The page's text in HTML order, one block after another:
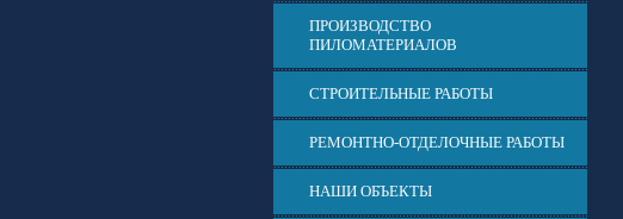
ПРОИЗВОДСТВО
ПИЛОМАТЕРИАЛОВ
СТРОИТЕЛЬНЫЕ РАБОТЫ
РЕМОНТНО-ОТДЕЛОЧНЫЕ РАБОТЫ
НАШИ ОБЪЕКТЫ